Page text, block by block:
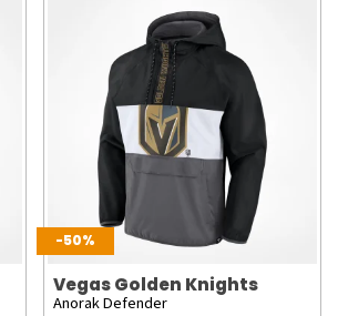
-50%
Vegas Golden Knights
Anorak Defender